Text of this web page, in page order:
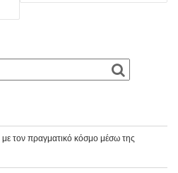
τον πραγματικό κόσμο μέσω της